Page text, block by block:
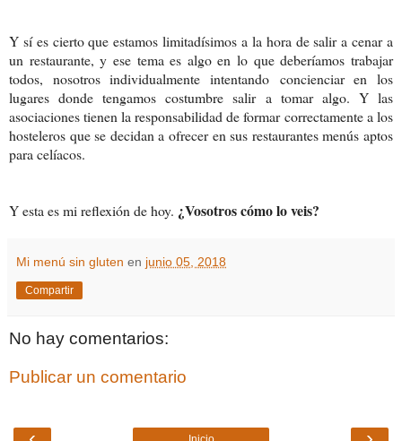
Y sí es cierto que estamos limitadísimos a la hora de salir a cenar a
un restaurante, y ese tema es algo en lo que deberíamos trabajar
todos, nosotros individualmente intentando concienciar en los
lugares donde tengamos costumbre salir a tomar algo. Y las
asociaciones tienen la responsabilidad de formar correctamente a los
hosteleros que se decidan a ofrecer en sus restaurantes menús aptos
para celíacos.
Y esta es mi reflexión de hoy. ¿Vosotros cómo lo veis?
Mi menú sin gluten en junio 05, 2018
Compartir
No hay comentarios:
Publicar un comentario